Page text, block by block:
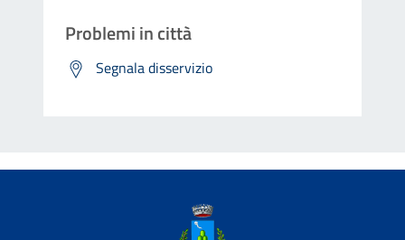
Problemi in città
Segnala disservizio